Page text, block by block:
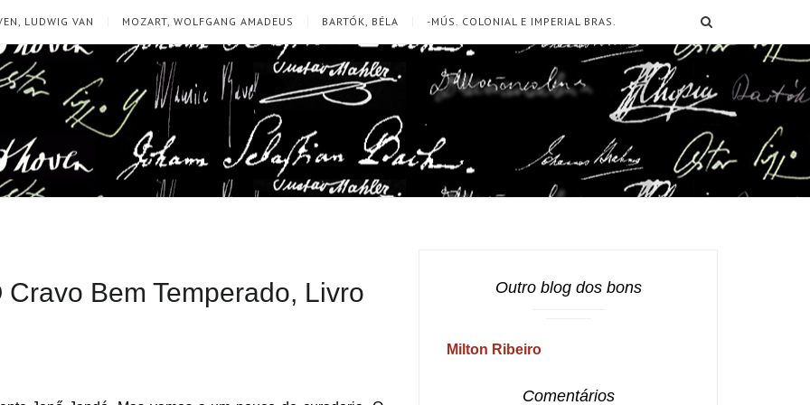
LUDWIG VAN MOZART, WOLFGANG AMADEUS BARTÓK, BÉLA -MÚS. COLONIAL E IMPERIAL BRAS.
Bem Temperado, Livro
Outro blog dos bons
Milton Ribeiro
Comentários